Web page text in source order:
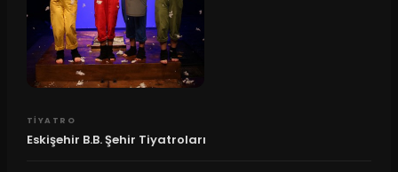
TIYATRO
Eskişehir B.B. Şehir Tiyatroları